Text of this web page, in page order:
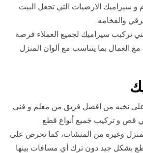
و سيراميك الارضيات التي تجعل البيت
والفخامه.
تركيب سيراميك لجميع العملاء فرصة
مع العمال بما يتناسب مع ألوان المنزل
نخبه من افضل فريق من معلم و فني
قص و تركيب جَميع أنواع قطع
وغيره من المنشات، كما تحرص على
بشكل جيد دون ترك أي مسافات بينها